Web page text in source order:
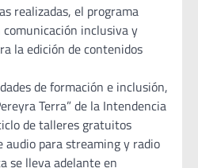
realizadas, el programa
inclusiva y
la edición de contenidos
de formación e inclusión,
Terra” de la Intendencia
de talleres gratuitos
audio para streaming y radio
se lleva adelante en